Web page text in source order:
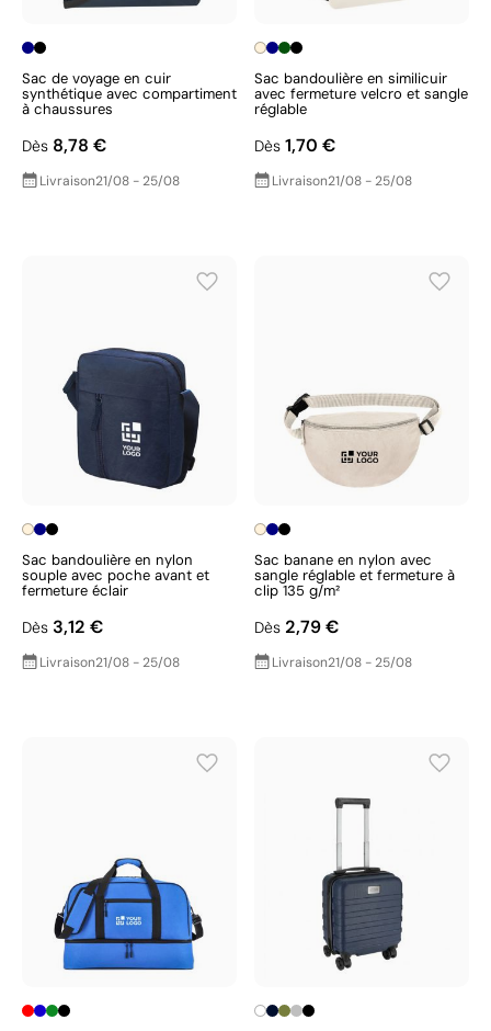
Sac de voyage en cuir
synthétique avec compartiment
à chaussures
Dès 8,78 €
Livraison21/08 - 25/08
Sac bandoulière en similicuir
avec fermeture velcro et sangle
réglable
Dès 1,70 €
Livraison21/08 - 25/08
Sac bandoulière en nylon
souple avec poche avant et
fermeture éclair
Dès 3,12 €
Livraison21/08 - 25/08
Sac banane en nylon avec
sangle réglable et fermeture à
clip 135 g/m²
Dès 2,79 €
Livraison21/08 - 25/08